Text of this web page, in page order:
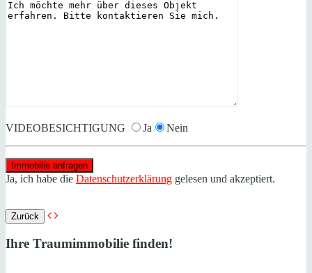
VIDEOBESICHTIGUNG Ja Nein
Ja, ich habe die Datenschutzerklärung gelesen und akzeptiert.
Zurück
Ihre Traumimmobilie finden!